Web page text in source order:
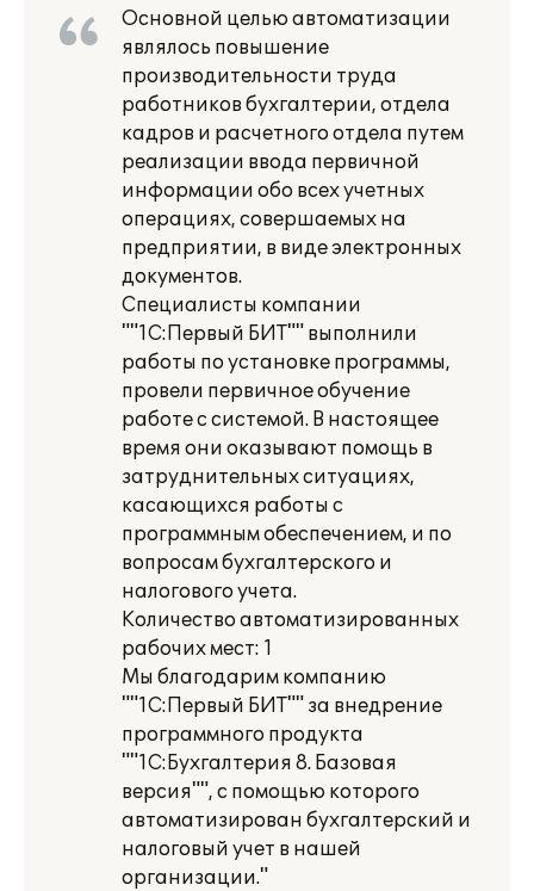
Основной целью автоматизации
являлось повышение
производительности труда
работников бухгалтерии, отдела
кадров и расчетного отдела путем
реализации ввода первичной
информации обо всех учетных
операциях, совершаемых на
предприятии, в виде электронных
документов.
Специалисты компании
""1С:Первый БИТ"" выполнили
работы по установке программы,
провели первичное обучение
работе с системой. В настоящее
время они оказывают помощь в
затруднительных ситуациях,
касающихся работы с
программным обеспечением, и по
вопросам бухгалтерского и
налогового учета.
Количество автоматизированных
рабочих мест: 1
Мы благодарим компанию
""1С:Первый БИТ"" за внедрение
программного продукта
""1С:Бухгалтерия 8. Базовая
версия"", с помощью которого
автоматизирован бухгалтерский и
налоговый учет в нашей
организации."